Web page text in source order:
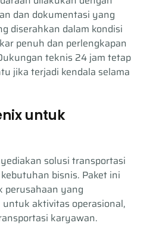
dan dokumentasi yang
diserahkan dalam kondisi
penuh dan perlengkapan
teknis 24 jam tetap
jika terjadi kendala selama
untuk
solusi transportasi
bisnis. Paket ini
perusahaan yang
aktivitas operasional,
karyawan.